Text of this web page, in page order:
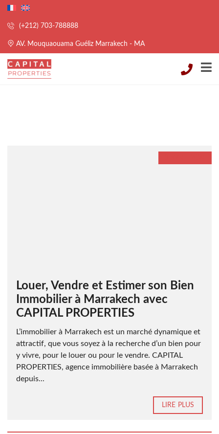
(+212) 703-788888
AV. Mouquaouama Guéliz Marrakech - MA
Louer, Vendre et Estimer son Bien
Immobilier à Marrakech avec
CAPITAL PROPERTIES
L’immobilier à Marrakech est un marché dynamique et
attractif, que vous soyez à la recherche d’un bien pour
y vivre, pour le louer ou pour le vendre. CAPITAL
PROPERTIES, agence immobilière basée à Marrakech
depuis...
LIRE PLUS